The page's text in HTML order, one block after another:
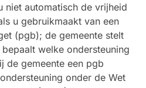
niet automatisch de vrijheid
u gebruikmaakt van een
(pgb); de gemeente stelt
welke ondersteuning
de gemeente een pgb
onder de Wet